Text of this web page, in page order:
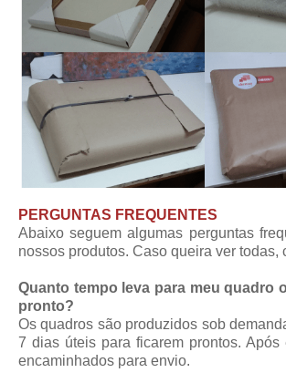
PERGUNTAS FREQUENTES
Abaixo seguem algumas perguntas
nossos produtos. Caso queira ver todas,
Quanto tempo leva para meu quadro
pronto?
Os quadros são produzidos sob
7 dias úteis para ficarem prontos. Após
encaminhados para envio.